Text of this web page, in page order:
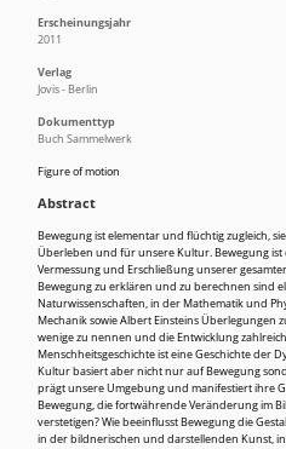
Figure of motion
Abstract
Bewegung ist elementar und flüchtig zugleich,
Überleben und für unsere Kultur. Bewegung ist
Vermessung und Erschließung unserer
Bewegung zu erklären und zu berechnen sind
Naturwissenschaften, in der Mathematik und
Mechanik sowie Albert Einsteins Überlegungen
wenige zu nennen und die Entwicklung
Menschheitsgeschichte ist eine Geschichte der
Kultur basiert aber nicht nur auf Bewegung
prägt unsere Umgebung und manifestiert ihre
Bewegung, die fortwährende Veränderung im
verstetigen? Wie beeinflusst Bewegung die
in der bildnerischen und darstellenden Kunst,
Erscheinungsjahr
2011
Verlag
Jovis - Berlin
Dokumenttyp
Buch Sammelwerk